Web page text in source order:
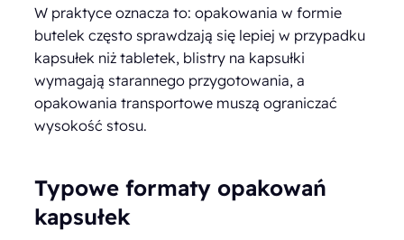
W praktyce oznacza to: opakowania w formie
butelek często sprawdzają się lepiej w przypadku
kapsułek niż tabletek, blistry na kapsułki
wymagają starannego przygotowania, a
opakowania transportowe muszą ograniczać
wysokość stosu.
Typowe formaty opakowań
kapsułek